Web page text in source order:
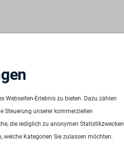
Webseiten-Erlebnis zu bieten. Dazu zählen
Steuerung unserer kommerziellen
die lediglich zu anonymen Statistikzwecken
welche Kategorien Sie zulassen möchten.